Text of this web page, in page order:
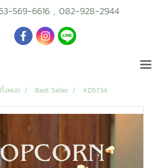
569-6616, 082-928-2944
งหมด Best Seller KD5734